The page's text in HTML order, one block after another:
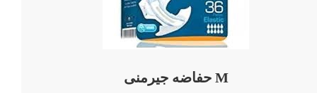
حفاضه جيرمنى M